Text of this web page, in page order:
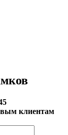
клиентам